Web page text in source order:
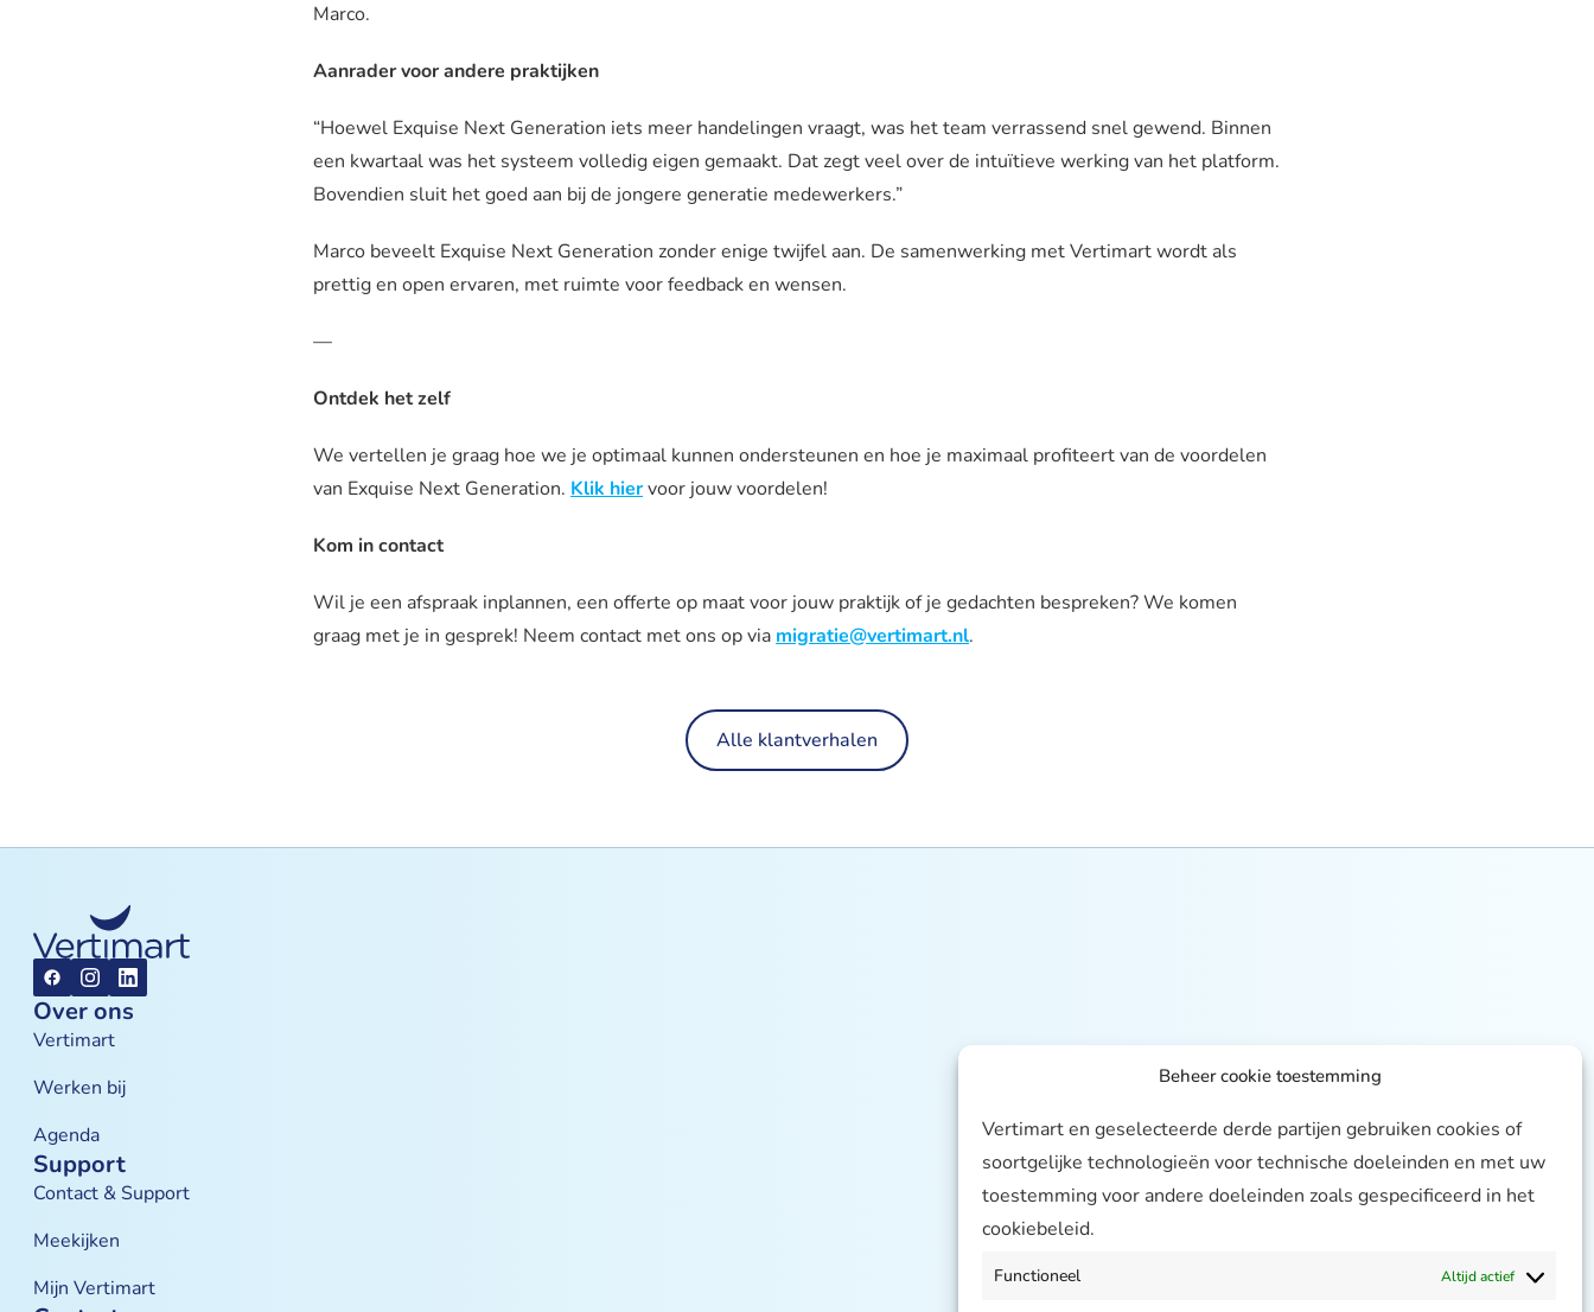
Beheer cookie toestemming
Vertimart en geselecteerde derde partijen gebruiken cookies of
soortgelijke technologieën voor technische doeleinden en met uw
toestemming voor andere doeleinden zoals gespecificeerd in het
cookiebeleid.
Functioneel Altijd actief
Marco.
Aanrader voor andere praktijken
“Hoewel Exquise Next Generation iets meer handelingen vraagt, was het team verrassend snel gewend. Binnen
een kwartaal was het systeem volledig eigen gemaakt. Dat zegt veel over de intuïtieve werking van het platform.
Bovendien sluit het goed aan bij de jongere generatie medewerkers.”
Marco beveelt Exquise Next Generation zonder enige twijfel aan. De samenwerking met Vertimart wordt als
prettig en open ervaren, met ruimte voor feedback en wensen.
—
Ontdek het zelf
We vertellen je graag hoe we je optimaal kunnen ondersteunen en hoe je maximaal profiteert van de voordelen
van Exquise Next Generation. Klik hiervoor jouw voordelen!
Kom in contact
Wil je een afspraak inplannen, een offerte op maat voor jouw praktijk of je gedachten bespreken? We komen
graag met je in gesprek! Neem contact met ons op via migratie@vertimart.nl.
Alle klantverhalen
Over ons
Vertimart
Werken bij
Agenda
Support
Contact & Support
Meekijken
Mijn Vertimart